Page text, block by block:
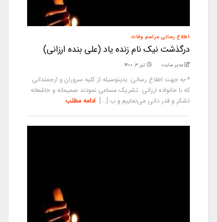
اطلاع رسانی مراسم وفات
درگذشت نیک نام زنده یاد (علی بنده ارزانی)
مدیر سایت تیر ۳, ۱۴۰۰
*-به جهت اطلاع رسانی: بدینوسیله از کلیه سروران و ارجمندانی
که با خانواده ارزانی تشریک مساعی نمودند صمیمانه و خاشعانه
تشکر و قدر دانی می‌نماییم و ب [...] ادامه مطلب